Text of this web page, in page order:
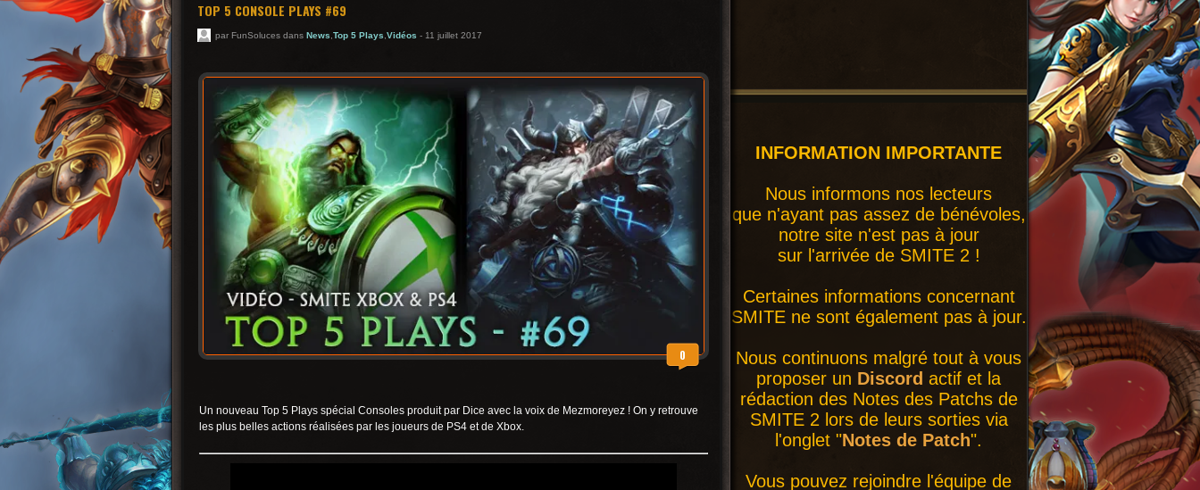
TOP 5 CONSOLE PLAYS #69
par FunSoluces dans News Top 5 Plays Vidéos - 11 juillet 2017
0
Un nouveau Top 5 Plays spécial Consoles produit par Dice avec la voix de Mezmoreyez ! On y retrouve
les plus belles actions réalisées par les joueurs de PS4 et de Xbox.
INFORMATION IMPORTANTE
Nous informons nos lecteurs
que n'ayant pas assez de bénévoles,
notre site n'est pas à jour
sur l'arrivée de SMITE 2 !
Certaines informations concernant
SMITE ne sont également pas à jour.
Nous continuons malgré tout à vous
proposer un Discord actif et la
rédaction des Notes des Patchs de
SMITE 2 lors de leurs sorties via
l'onglet "Notes de Patch".
Vous pouvez rejoindre l'équipe de